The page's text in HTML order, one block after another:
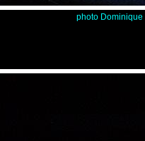
photo Dominique